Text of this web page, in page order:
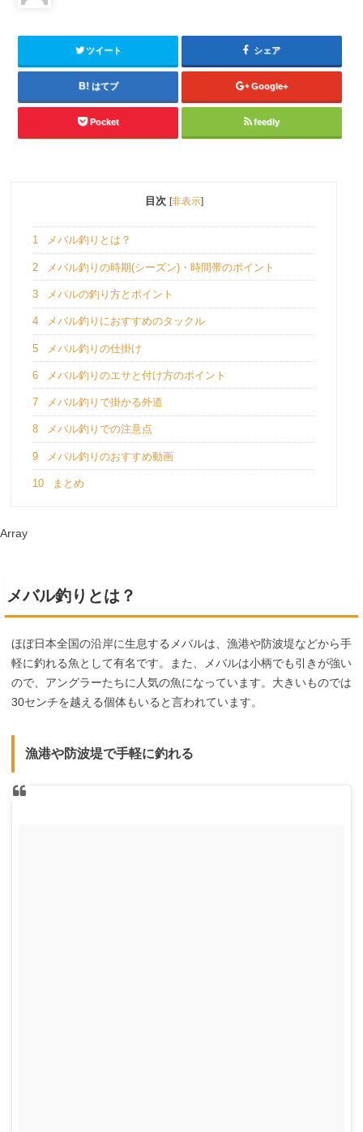
ツイート シェア
はてブ Google+
Pocket feedly
目次 [非表示]
1 メバル釣りとは？
2 メバル釣りの時期(シーズン)・時間帯のポイント
3 メバルの釣り方とポイント
4 メバル釣りにおすすめのタックル
5 メバル釣りの仕掛け
6 メバル釣りのエサと付け方のポイント
7 メバル釣りで掛かる外道
8 メバル釣りでの注意点
9 メバル釣りのおすすめ動画
10 まとめ
Array
メバル釣りとは？
ほぼ日本全国の沿岸に生息するメバルは、漁港や防波堤などから手
軽に釣れる魚として有名です。また、メバルは小柄でも引きが強い
ので、アングラーたちに人気の魚になっています。大きいものでは
30センチを越える個体もいると言われています。
漁港や防波堤で手軽に釣れる